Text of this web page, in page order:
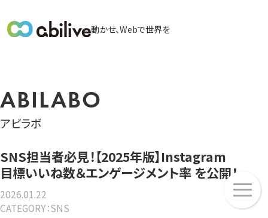
動かせ、Webで世界を
メ
ニ
ュ
ー
ニ
ュ
ABILABO
アビラボ
SNS担当者必見！【2025年版】Instagram
目標いいね数＆エンゲージメント率 を公開！
2026.01.22
CATEGORY：SNS